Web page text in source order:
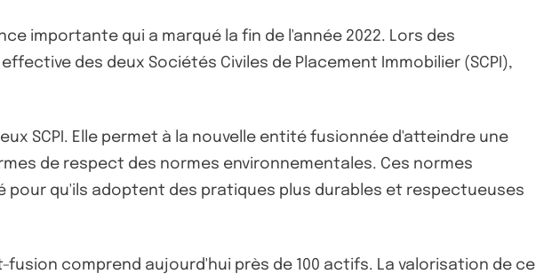
importante qui a marqué la fin de l'année 2022. Lors des
des deux Sociétés Civiles de Placement Immobilier (SCPI),
SCPI. Elle permet à la nouvelle entité fusionnée d'atteindre une
de respect des normes environnementales. Ces normes
qu'ils adoptent des pratiques plus durables et respectueuses
comprend aujourd'hui près de 100 actifs. La valorisation de ce